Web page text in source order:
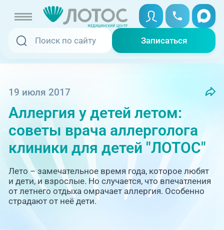
Записаться
Записаться
Специалисты
Акции
Отзывы
Адреса клиник
Записаться онлайн
Вызвать скорую
Медицина на дому
Телемедицина
19 июля 2017
Аллергия у детей летом:
советы врача аллерголога
клиники для детей "ЛОТОС"
Лето – замечательное время года, которое любят
и дети, и взрослые. Но случается, что впечатления
от летнего отдыха омрачает аллергия. Особенно
страдают от неё дети.